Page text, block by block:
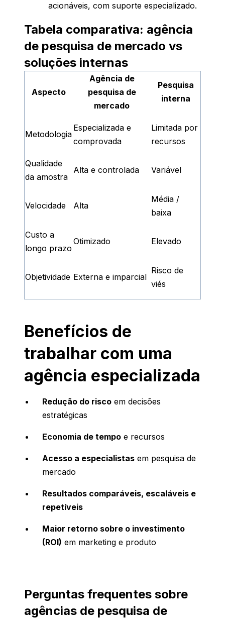
acionáveis, com suporte especializado.
Tabela comparativa: agência
de pesquisa de mercado vs
soluções internas
Aspecto
Agência de
pesquisa de
mercado
Pesquisa
interna
Metodologia
Especializada e
comprovada
Limitada por
recursos
Qualidade
da amostra
Alta e controlada Variável
Velocidade Alta
Média /
baixa
Custo a
longo prazo
Otimizado Elevado
Objetividade Externa e imparcial
Risco de
viés
Benefícios de
trabalhar com uma
agência especializada
Redução do risco em decisões
estratégicas
Economia de tempo e recursos
Acesso a especialistas em pesquisa de
mercado
Resultados comparáveis, escaláveis e
repetíveis
Maior retorno sobre o investimento
(ROI) em marketing e produto
Perguntas frequentes sobre
agências de pesquisa de